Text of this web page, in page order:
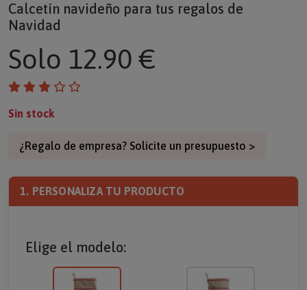
Calcetín navideño para tus regalos de
Navidad
Solo 12.90 €
Sin stock
¿Regalo de empresa? Solicite un presupuesto >
1. PERSONALIZA TU PRODUCTO
Elige el modelo: